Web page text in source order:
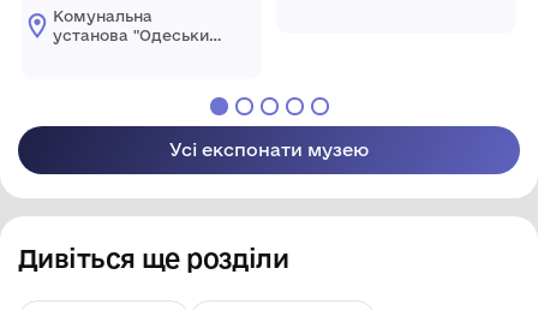
Комунальна
установа "Одеський
Усі експонати музею
Дивіться ще розділи